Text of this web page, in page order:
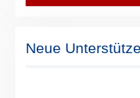
Neue